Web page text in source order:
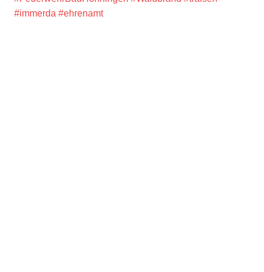
#immerda #ehrenamt